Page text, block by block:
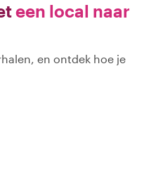
een local naar
en ontdek hoe je